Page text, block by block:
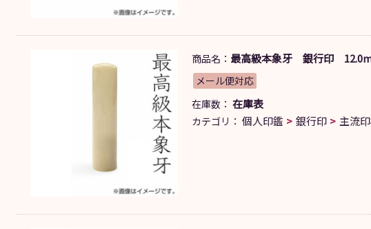
商品名： 最高級本象牙 銀行印
メール便対応
在庫数： 在庫表
カテゴリ： 個人印鑑 銀行印 主流